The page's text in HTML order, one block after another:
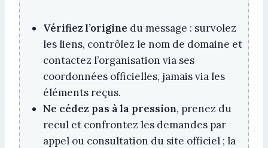
Vérifiez l’origine du message : survolez
les liens, contrôlez le nom de domaine et
contactez l’organisation via ses
coordonnées officielles, jamais via les
éléments reçus.
Ne cédez pas à la pression, prenez du
recul et confrontez les demandes par
appel ou consultation du site officiel ; la